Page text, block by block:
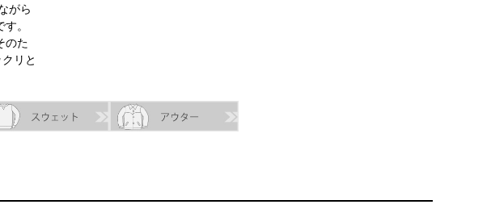
がら
。
のた
リと